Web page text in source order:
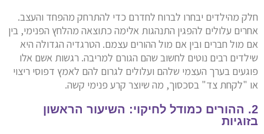
חלק מהילדים יבחרו לברוח לחדרם כדי להתרחק מהפחד והעצב.
אחרים עלולים להפגין התנהגות אלימה כתוצאה מהלחץ הפנימי, בין
אם מול חברים ובין אם מול ההורים עצמם. הטרגדיה הגדולה היא
שילדים רבים נוטים לחשוב שהם הגורם למריבה. רגשות אשם אלו
פוגעים בערך העצמי שלהם ועלולים לגרום להם לאמץ דפוסי ריצוי
או "לקחת צד" בסכסוך, מה שיוצר קרע פנימי קשה.
2. ההורים כמודל לחיקוי: השיעור הראשון
בזוגיות